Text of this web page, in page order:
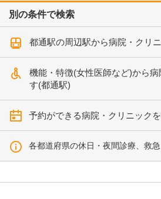
別の条件で検索
都通駅の周辺駅から病院・クリ
機能・特徴(女性医師など)から
す(都通駅)
予約ができる病院・クリニック
各都道府県の休日・夜間診療、救